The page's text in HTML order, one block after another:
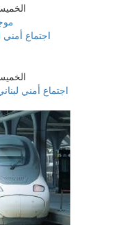
الخميس 06 أغسطس 2026
الخميس 06 أغسطس 2026
اجتماع أمني